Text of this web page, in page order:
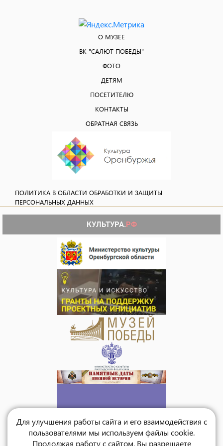
Для улучшения работы сайта и его взаимодействия с
пользователями мы используем файлы cookie.
Продолжая работу с сайтом, Вы разрешаете
О МУЗЕЕ
ВК "САЛЮТ ПОБЕДЫ"
ФОТО
ДЕТЯМ
ПОСЕТИТЕЛЮ
КОНТАКТЫ
ОБРАТНАЯ СВЯЗЬ
ПОЛИТИКА В ОБЛАСТИ ОБРАБОТКИ И ЗАЩИТЫ
ПЕРСОНАЛЬНЫХ ДАННЫХ